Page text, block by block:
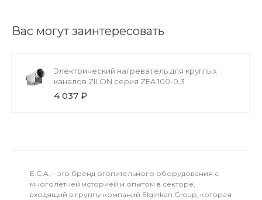
Вас могут заинтересовать
Электрический нагреватель для круглых
каналов ZILON серия ZEA 100-0,3
4 037 ₽
E.C.A. – это бренд отопительного оборудования с
многолетней историей и опытом в секторе,
входящий в группу компаний Elginkan Group, которая